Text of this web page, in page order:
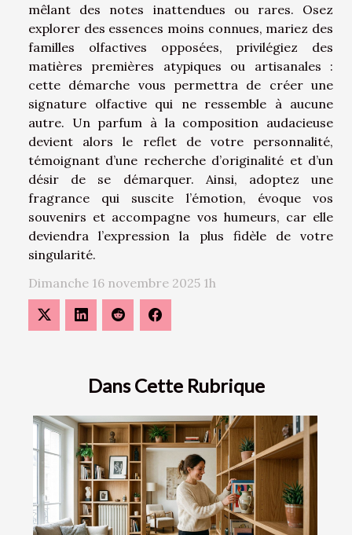
Dans Cette Rubrique
mêlant des notes inattendues ou rares. Osez
explorer des essences moins connues, mariez des
familles olfactives opposées, privilégiez des
matières premières atypiques ou artisanales :
cette démarche vous permettra de créer une
signature olfactive qui ne ressemble à aucune
autre. Un parfum à la composition audacieuse
devient alors le reflet de votre personnalité,
témoignant d’une recherche d’originalité et d’un
désir de se démarquer. Ainsi, adoptez une
fragrance qui suscite l’émotion, évoque vos
souvenirs et accompagne vos humeurs, car elle
deviendra l’expression la plus fidèle de votre
singularité.
Dimanche 16 novembre 2025 1h